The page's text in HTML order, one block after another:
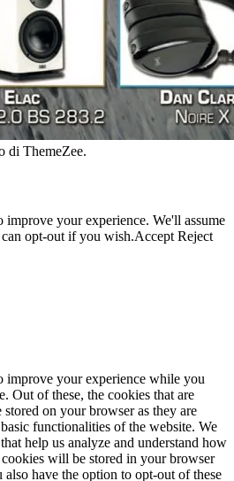
di ThemeZee.
improve your experience. We'll assume
opt-out if you wish.Accept Reject
improve your experience while you
Out of these, the cookies that are
stored on your browser as they are
functionalities of the website. We
help us analyze and understand how
will be stored in your browser
have the option to opt-out of these